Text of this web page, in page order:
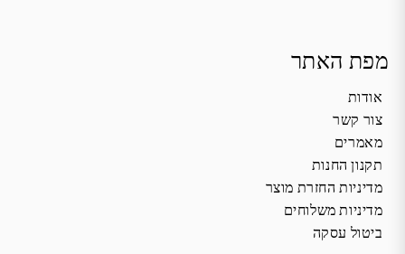
מפת האתר
אודות
צור קשר
מאמרים
תקנון החנות
מדיניות החזרת מוצר
מדיניות משלוחים
ביטול עסקה